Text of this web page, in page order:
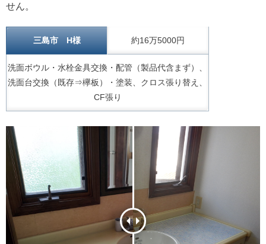
せん。
三島市 H様 約16万5000円
洗面ボウル・水栓金具交換・配管（製品代含まず）、
洗面台交換（既存⇒欅板）・塗装、クロス張り替え、
CF張り